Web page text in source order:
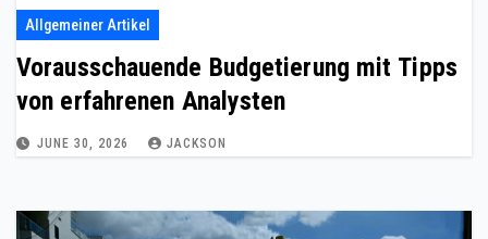
Allgemeiner Artikel
Vorausschauende Budgetierung mit Tipps
von erfahrenen Analysten
JUNE 30, 2026 JACKSON